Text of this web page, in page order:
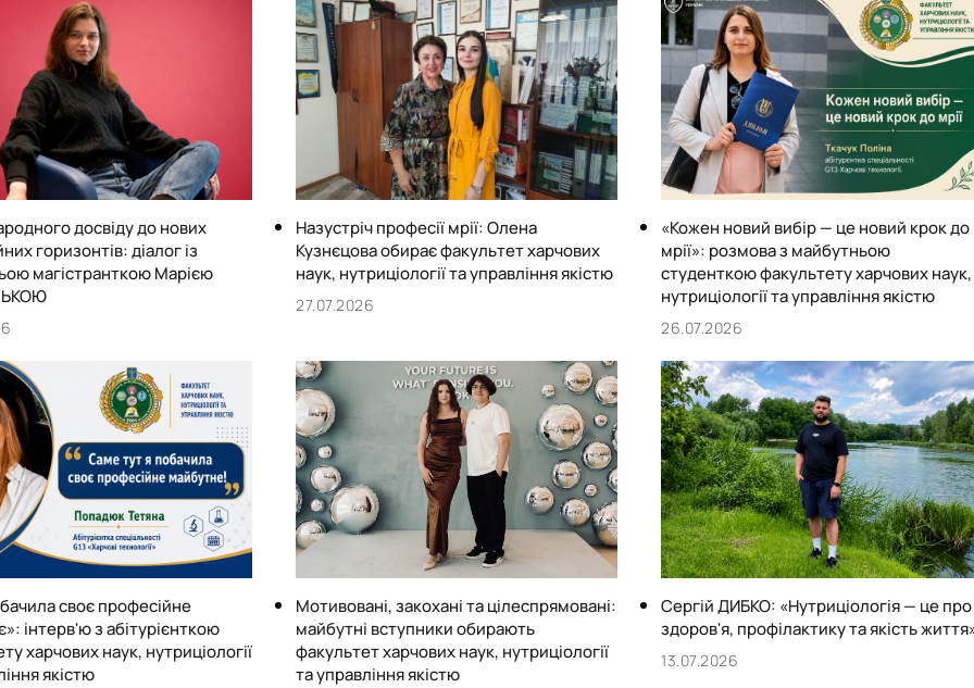
Бази практичного навчання здобувачів
Інформація про акредитацію
досвіду до нових
горизонтів: діалог із
магістранткою Марією
Назустріч професії мрії: Олена
Кузнєцова обирає факультет харчових
наук, нутриціології та управління якістю
27.07.2026
«Кожен новий вибір — це новий крок до
мрії»: розмова з майбутньою
студенткою факультету харчових наук,
нутриціології та управління якістю
26.07.2026
своє професійне
інтерв'ю з абітурієнткою
харчових наук, нутриціології
якістю
Мотивовані, закохані та цілеспрямовані:
майбутні вступники обирають
факультет харчових наук, нутриціології
та управління якістю
Сергій ДИБКО: «Нутриціологія — це про
здоров'я, профілактику та якість
13.07.2026